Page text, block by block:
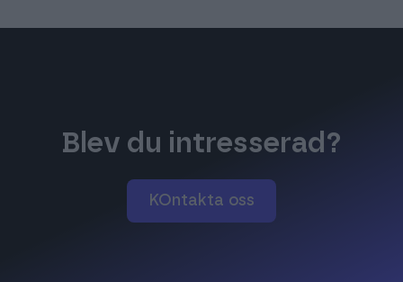
Blev du intresserad?
KOntakta oss